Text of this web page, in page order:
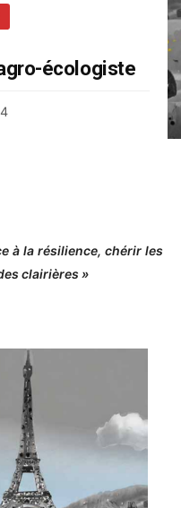
écologiste
à la résilience, chérir les
clairières »